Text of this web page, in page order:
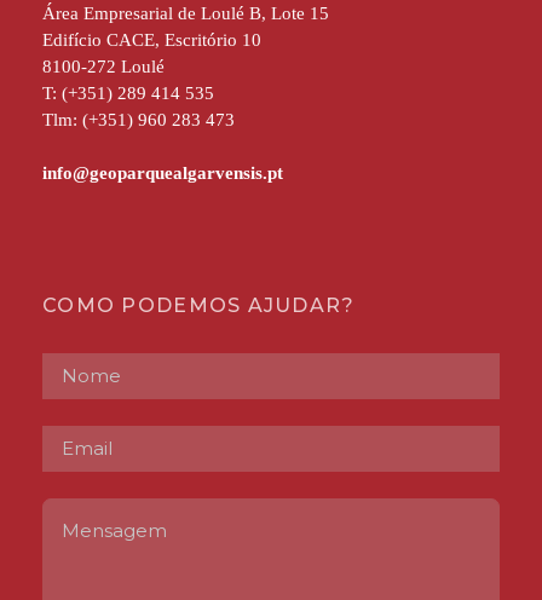
Área Empresarial de Loulé B, Lote 15
Edifício CACE, Escritório 10
8100-272 Loulé
T: (+351) 289 414 535
Tlm: (+351) 960 283 473
COMO PODEMOS AJUDAR?